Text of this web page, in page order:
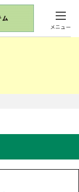
メニュー